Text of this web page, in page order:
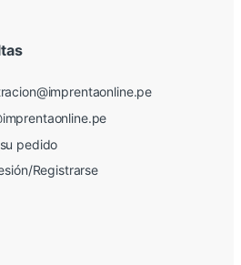
pedido
Registrarse